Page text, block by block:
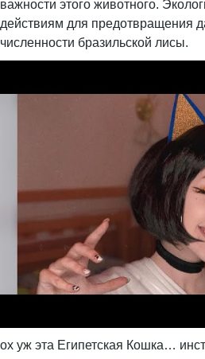
важности этого животного.
действиям для предотвращения
численности бразильской лисы.
ох уж эта Египетская Кошка…